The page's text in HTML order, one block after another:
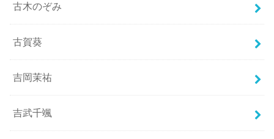
古木のぞみ
古賀葵
吉岡茉祐
吉武千颯